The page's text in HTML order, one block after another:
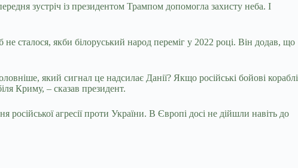
зустріч із президентом Трампом допомогла захисту неба. І
сталося, якби білоруський народ переміг у 2022 році. Він додав, що
який сигнал це надсилає Данії? Якщо російські бойові кораблі
Криму, – сказав президент.
агресії проти України. В Європі досі не дійшли навіть до